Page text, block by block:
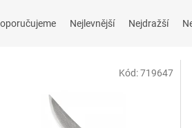
Nejlevnější Nejdražší
Kód:719647